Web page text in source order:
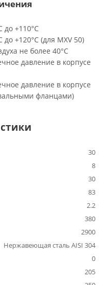
до +110°C
+120°C (для MXV 50)
не более 40°C
давление в корпусе
давление в корпусе
фланцами)
30
8
30
83
2.2
380
2900
Нержавеющая сталь AISI 304
0
205